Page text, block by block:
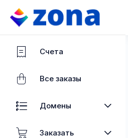
Счета
Все заказы
Домены
Заказать